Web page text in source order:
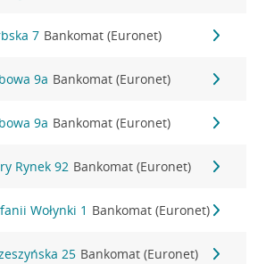
7 Bankomat (Euronet)
9a Bankomat (Euronet)
9a Bankomat (Euronet)
Rynek 92 Bankomat (Euronet)
Wołynki 1 Bankomat (Euronet)
25 Bankomat (Euronet)